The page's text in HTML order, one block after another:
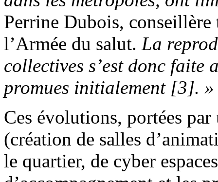
Perrine Dubois,
l’Armée du salut. La
collectives s’est donc faite
promues initialement [3]. »
Ces évolutions, portées
(création de salles
le quartier, de cyber